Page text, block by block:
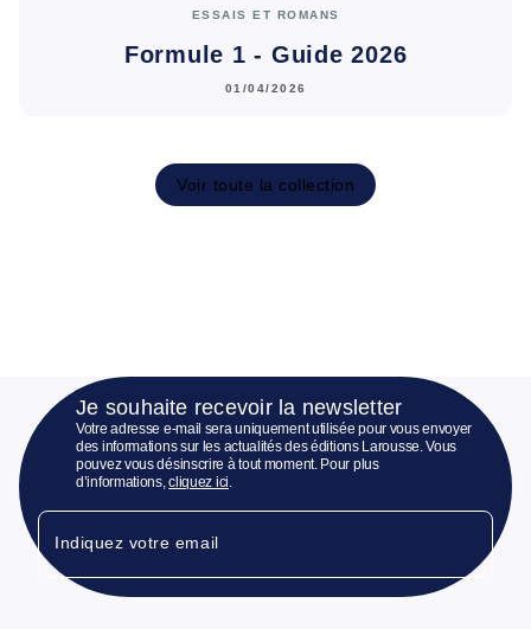
ESSAIS ET ROMANS
Formule 1 - Guide 2026
01/04/2026
Voir toute la collection
Je souhaite recevoir la newsletter
Votre adresse e-mail sera uniquement utilisée pour vous envoyer
des informations sur les actualités des éditions Larousse. Vous
pouvez vous désinscrire à tout moment. Pour plus
d’informations,cliquez ici.
Indiquez votre email